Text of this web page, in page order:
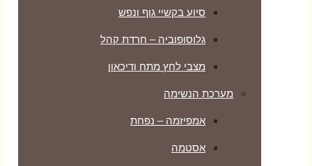
סיוע בקשיי גוף ונפש
גלוסופוביה – חרדת קהל
מצבי לחץ מתח ודיכאון
מערכת הנשימה
אמפיזמה – נפחת
אסטמה